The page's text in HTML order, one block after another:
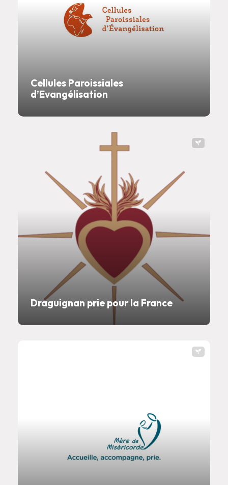
Cellules Paroissiales
d’Evangélisation
Draguignan prie pour la France